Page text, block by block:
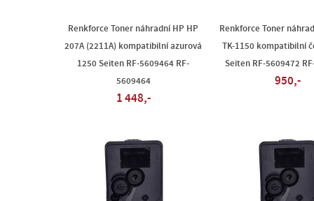
Renkforce Toner náhradní HP HP
207A (2211A) kompatibilní azurová
1250 Seiten RF-5609464 RF-
5609464
1 448,-
Renkforce Toner
TK-1150 kompatibilní
Seiten RF-5609472
950,-